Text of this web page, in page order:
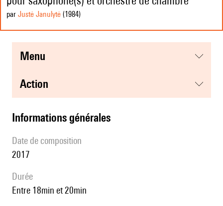
par Justė Janulytė (1984)
menu
action
informations générales
date de composition
2017
durée
entre 18min et 20min